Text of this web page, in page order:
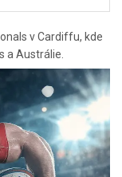
v Cardiffu, kde
a Austrálie.